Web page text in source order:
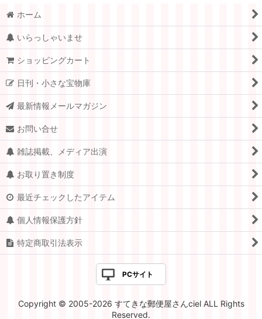
ノルウェー
フランス
スイス
ドイツ.ベルリン
チェコ
アメリカ
イギリス
ポーランド
イタリア
ルーマニア
ホーム
いらっしゃいませ
ショッピングカート
日刊・小さな宝物庫
最新情報メールマガジン
お問い合せ
雑誌掲載、メディア出演
お取り置き制度
最近チェックしたアイテム
個人情報保護方針
特定商取引法表示
PCサイト
Copyright © 2005-2026 すてきな郵便屋さんciel ALL Rights
Reserved.